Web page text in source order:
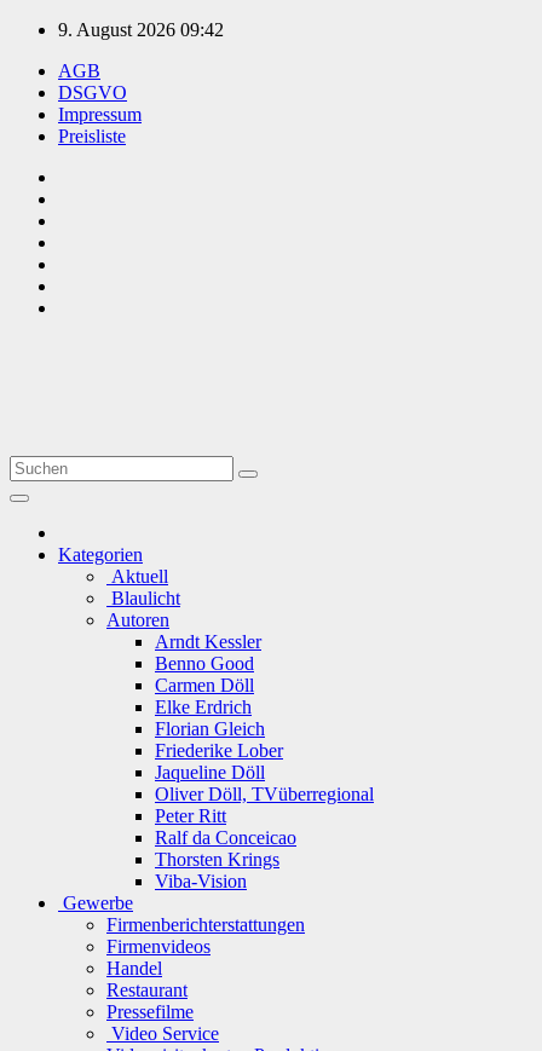
Zum
springen
9. August 2026 09:42
AGB
DSGVO
Impressum
Preisliste
Kategorien
Aktuell
Blaulicht
Autoren
Arndt Kessler
Benno Good
Carmen Döll
Elke Erdrich
Florian Gleich
Friederike Lober
Jaqueline Döll
Oliver Döll, TVüberregional
Peter Ritt
Ralf da Conceicao
Thorsten Krings
Viba-Vision
Gewerbe
Firmenberichterstattungen
Firmenvideos
Handel
Restaurant
Pressefilme
Video Service